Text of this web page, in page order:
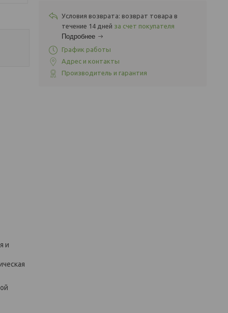
и
возврат товара в
течение 14 дней за счет покупателя
Подробнее
График работы
Адрес и контакты
Производитель и гарантия